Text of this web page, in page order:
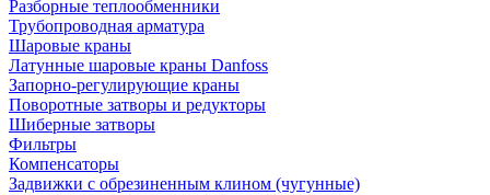
Разборные теплообменники
Трубопроводная арматура
Шаровые краны
Латунные шаровые краны Danfoss
Запорно-регулирующие краны
Поворотные затворы и редукторы
Шиберные затворы
Фильтры
Компенсаторы
Задвижки с обрезиненным клином (чугунные)